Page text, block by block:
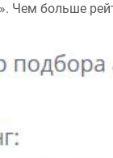
Чем больше